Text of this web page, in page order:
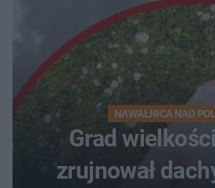
NAWAŁNICA NAD
Grad
zrujnował